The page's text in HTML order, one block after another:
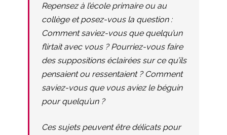
Repensez à l’école primaire ou au
collège et posez-vous la question :
Comment saviez-vous que quelqu’un
flirtait avec vous ? Pourriez-vous faire
des suppositions éclairées sur ce qu’ils
pensaient ou ressentaient ? Comment
saviez-vous que vous aviez le béguin
pour quelqu’un ?
Ces sujets peuvent être délicats pour